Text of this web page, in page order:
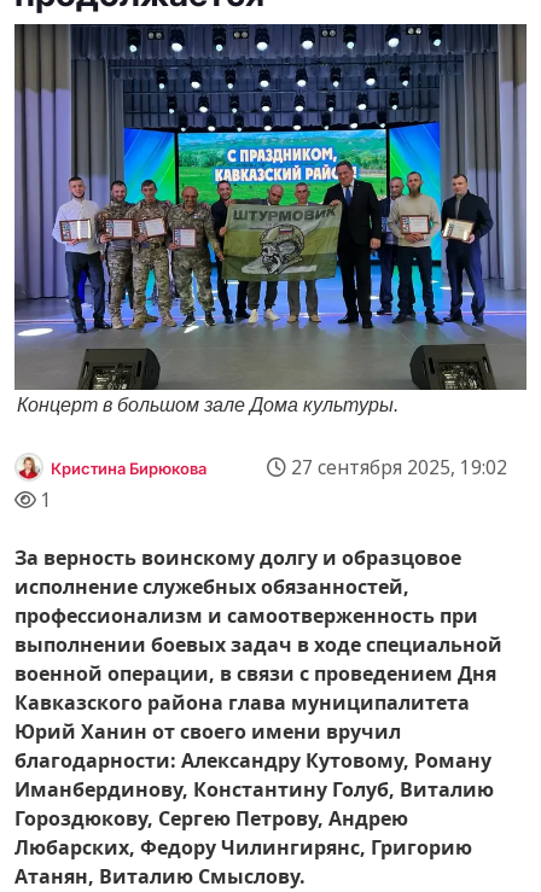
Концерт в большом зале Дома культуры.
Кристина Бирюкова
27 сентября 2025, 19:02
1
За верность воинскому долгу и образцовое
исполнение служебных обязанностей,
профессионализм и самоотверженность при
выполнении боевых задач в ходе специальной
военной операции, в связи с проведением Дня
Кавказского района глава муниципалитета
Юрий Ханин от своего имени вручил
благодарности: Александру Кутовому, Роману
Иманбердинову, Константину Голуб, Виталию
Гороздюкову, Сергею Петрову, Андрею
Любарских, Федору Чилингирянс, Григорию
Атанян, Виталию Смыслову.